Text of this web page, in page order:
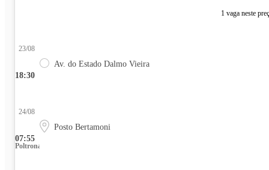
1 vaga neste
18:30
23/08
Av. do Estado Dalmo Vieira
07:55
24/08
Posto Bertamoni
Poltrona